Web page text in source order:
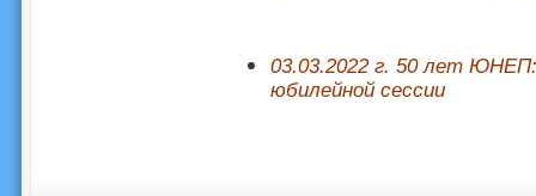
03.03.2022 г. 50 лет
юбилейной сессии